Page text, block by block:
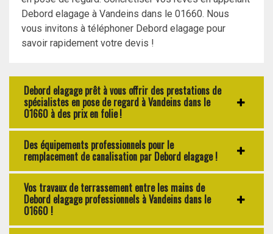
Debord elagage à Vandeins dans le 01660. Nous
vous invitons à téléphoner Debord elagage pour
savoir rapidement votre devis !
Debord elagage prêt à vous offrir des prestations de
spécialistes en pose de regard à Vandeins dans le
01660 à des prix en folie !
Des équipements professionnels pour le
remplacement de canalisation par Debord elagage !
Vos travaux de terrassement entre les mains de
Debord elagage professionnels à Vandeins dans le
01660 !